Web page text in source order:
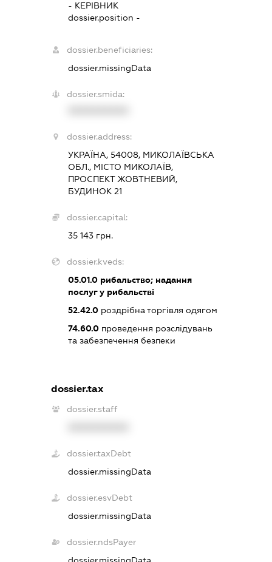
- КЕРІВНИК
dossier.position -
dossier.beneficiaries:
dossier.missingData
dossier.smida:
dossier.address:
УКРАЇНА, 54008, МИКОЛАЇВСЬКА
ОБЛ., МІСТО МИКОЛАЇВ,
ПРОСПЕКТ ЖОВТНЕВИЙ,
БУДИНОК 21
dossier.capital:
35 143 грн.
dossier.kveds:
05.01.0 рибальство; надання
послуг у рибальстві
52.42.0 роздрібна торгівля одягом
74.60.0 проведення розслідувань
та забезпечення безпеки
dossier.tax
dossier.staff
dossier.taxDebt
dossier.missingData
dossier.esvDebt
dossier.missingData
dossier.ndsPayer